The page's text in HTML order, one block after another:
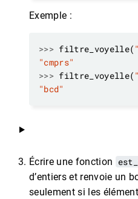
Exemple :
>>> filtre_voyelle(
"cmprs"
>>> filtre_voyelle(
"bcd"
Écrire une fonction
d’entiers et renvoie un
seulement si les